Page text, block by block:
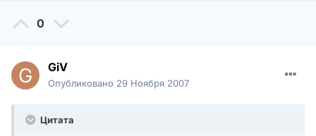
0
GiV
Опубликовано 29 Ноября 2007
Цитата